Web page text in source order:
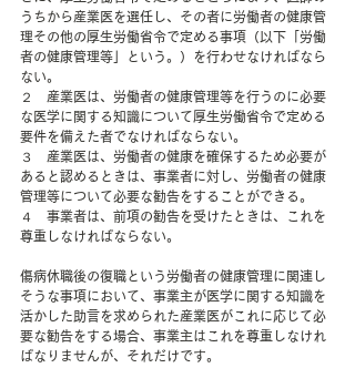
うちから産業医を選任し、その者に労働者の健康管
理その他の厚生労働省令で定める事項（以下「労働
者の健康管理等」という。）を行わせなければなら
ない。
２　産業医は、労働者の健康管理等を行うのに必要
な医学に関する知識について厚生労働省令で定める
要件を備えた者でなければならない。
３　産業医は、労働者の健康を確保するため必要が
あると認めるときは、事業者に対し、労働者の健康
管理等について必要な勧告をすることができる。
４　事業者は、前項の勧告を受けたときは、これを
尊重しなければならない。
傷病休職後の復職という労働者の健康管理に関連し
そうな事項において、事業主が医学に関する知識を
活かした助言を求められた産業医がこれに応じて必
要な勧告をする場合、事業主はこれを尊重しなけれ
ばなりませんが、それだけです。